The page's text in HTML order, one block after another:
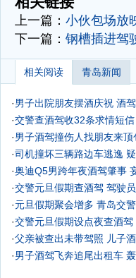
上一篇： 小伙包场放
下一篇： 钢槽插进驾
相关阅读 青岛新闻
·男子出院朋友摆酒庆祝 酒
·交警查酒驾收32条求情短
·男子酒驾撞伤人找朋友来
·司机撞坏三辆路边车逃逸
·奥迪Q5男跨年夜酒驾肇事
·交警元旦假期查酒驾 驾驶
·元旦假期聚会增多 青岛交
·交警元旦假期设点夜查酒驾
·父亲被查出未带驾照 儿子
·男子酒驾飞奔追尾出租车